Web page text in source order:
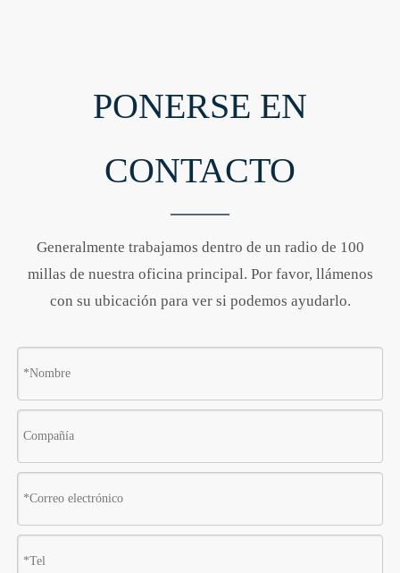
PONERSE EN
CONTACTO
Generalmente trabajamos dentro de un radio de 100
millas de nuestra oficina principal. Por favor, llámenos
con su ubicación para ver si podemos ayudarlo.